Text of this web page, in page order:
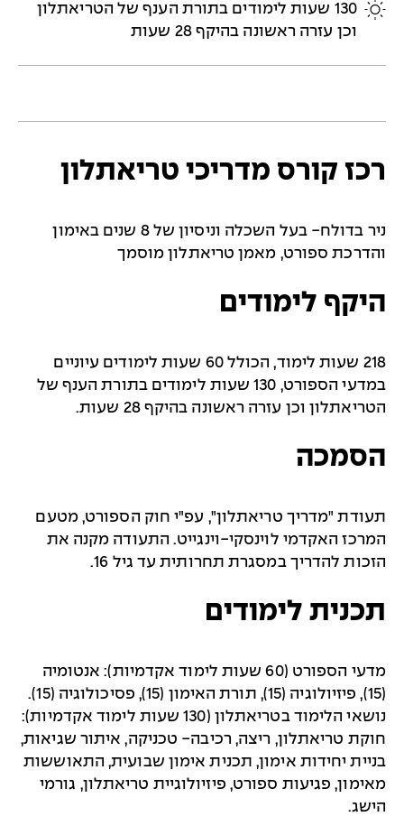
130 שעות לימודים בתורת הענף של הטריאתלון
וכן עזרה ראשונה בהיקף 28 שעות
רכז קורס מדריכי טריאתלון
ניר בדולח- בעל השכלה וניסיון של 8 שנים באימון
והדרכת ספורט, מאמן טריאתלון מוסמך
היקף לימודים
218 שעות לימוד, הכולל 60 שעות לימודים עיוניים
במדעי הספורט, 130 שעות לימודים בתורת הענף של
הטריאתלון וכן עזרה ראשונה בהיקף 28 שעות.
הסמכה
תעודת "מדריך טריאתלון", עפ"י חוק הספורט, מטעם
המרכז האקדמי לוינסקי-וינגייט. התעודה מקנה את
הזכות להדריך במסגרת תחרותית עד גיל 16.
תכנית לימודים
מדעי הספורט (60 שעות לימוד אקדמיות): אנטומיה
(15), פיזיולוגיה (15), תורת האימון (15), פסיכולוגיה (15).
נושאי הלימוד בטריאתלון (130 שעות לימוד אקדמיות):
חוקת טריאתלון, ריצה, רכיבה- טכניקה, איתור שגיאות,
בניית יחידות אימון, תכנית אימון שבועית, התאוששות
מאימון, פגיעות ספורט, פיזיולוגיית טריאתלון, גורמי
הישג.